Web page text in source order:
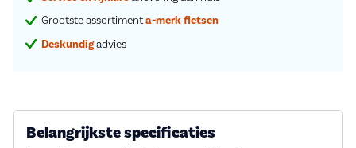
Grootste assortimenta-merk fietsen
Deskundigadvies
Belangrijkste specificaties